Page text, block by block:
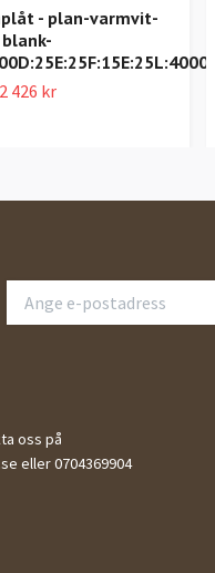
- plan-varmvit-
blank-
2 426 kr
oss på
eller 0704369904